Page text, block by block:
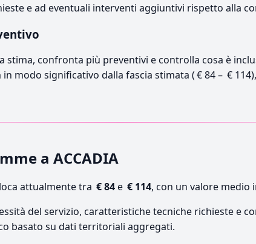
e ad eventuali interventi aggiuntivi rispetto alla
stima, confronta più preventivi e controlla cosa è
modo significativo dalla fascia stimata ( € 84 – €
a ACCADIA
attualmente tra € 84e € 114, con un valore medio
del servizio, caratteristiche tecniche richieste e
basato su dati territoriali aggregati.